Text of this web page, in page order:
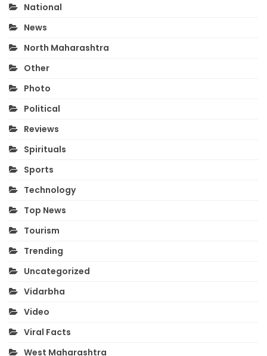
National
News
North Maharashtra
Other
Photo
Political
Reviews
Spirituals
Sports
Technology
Top News
Tourism
Trending
Uncategorized
Vidarbha
Video
Viral Facts
West Maharashtra